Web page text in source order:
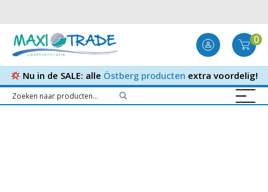
0
Nu in de SALE: alle Östberg producten extra voordelig!